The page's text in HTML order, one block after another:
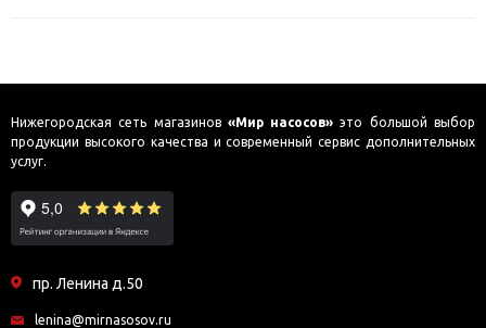
Нижегородская сеть магазинов «Мир насосов» это большой выбор
продукции высокого качества и современный сервис дополнительных
услуг.
пр. Ленина д.50
lenina@mirnasosov.ru